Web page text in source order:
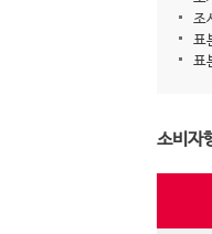
조
표
표
소비자